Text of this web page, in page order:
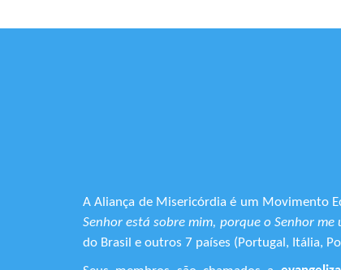
A Aliança de Misericórdia é um Movimento
Senhor está sobre mim, porque o Senhor
do Brasil e outros 7 países (Portugal, Itália,